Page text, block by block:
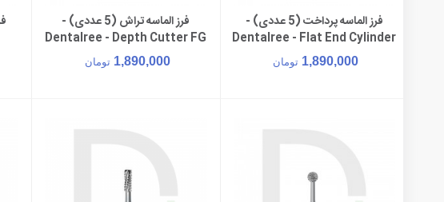
افزودن به سبد خریدفرز الماسه پرداخت (5 عددی) -
Dentalree - Flat End Cylinder
FG 837
1,890,000 تومان
افزودن به سبد خرید
فرز الماسه تراش (5 عددی) -
Dentalree - Depth Cutter FG
834
1,890,000 تومان